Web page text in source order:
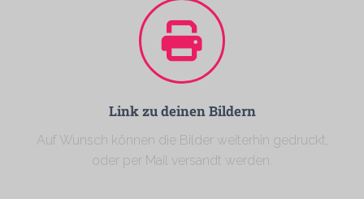
Link zu deinen Bildern
Auf Wunsch können die Bilder weiterhin gedruckt,
oder per Mail versandt werden.